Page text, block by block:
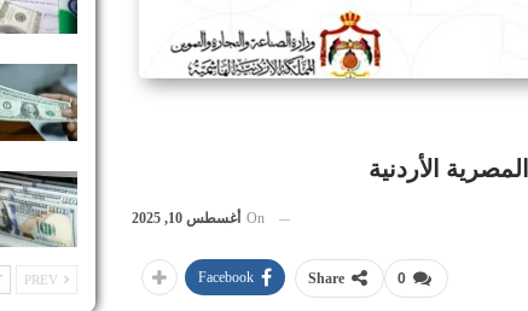
On أغسطس 10, 2025
0
Share
Facebook